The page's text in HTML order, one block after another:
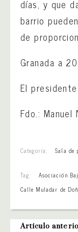
días, y que
barrio
de
Granada a
El presidente
Fdo.: Manuel
Categoría: Sala de
Tag: Asociación
Calle Muladar de
Artículo